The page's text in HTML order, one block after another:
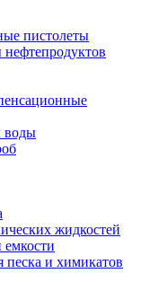
пистолеты
воды
жидкостей
и химикатов